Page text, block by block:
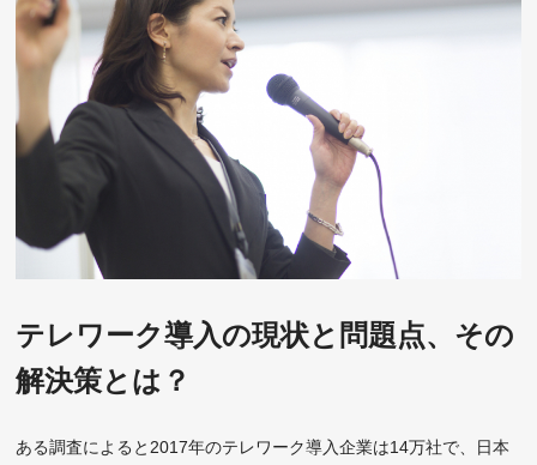
テレワーク導入の現状と問題点、その
解決策とは？
ある調査によると2017年のテレワーク導入企業は14万社で、日本